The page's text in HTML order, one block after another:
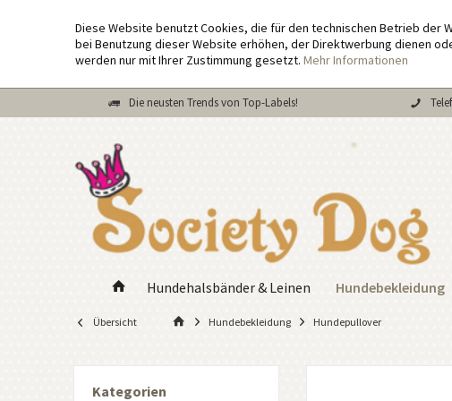
Diese Website benutzt Cookies, die für den technischen Betrieb
bei Benutzung dieser Website erhöhen, der Direktwerbung dienen
werden nur mit Ihrer Zustimmung gesetzt. Mehr Informationen
Die neusten Trends von Top-Labels!
Hundehalsbänder & Leinen Hundebekleidung
Übersicht Hundebekleidung Hundepullover
Kategorien